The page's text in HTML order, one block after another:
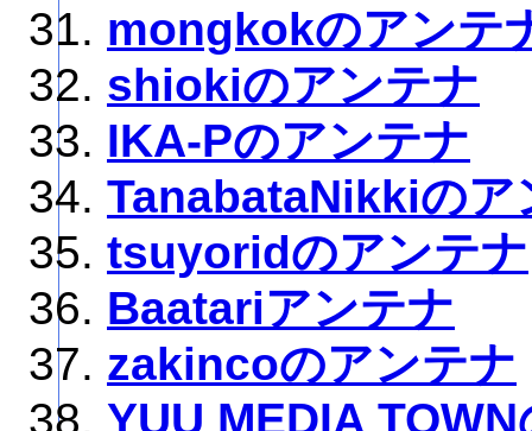
mongkokのアンテ
shiokiのアンテナ
IKA-Pのアンテナ
TanabataNikkiのア
tsuyoridのアンテナ
Baatariアンテナ
zakincoのアンテナ
YUU MEDIA